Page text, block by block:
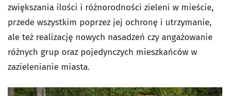
zwiększania ilości i różnorodności zieleni w mieście,
przede wszystkim poprzez jej ochronę i utrzymanie,
ale też realizację nowych nasadzeń czy angażowanie
różnych grup oraz pojedynczych mieszkańców w
zazielenianie miasta.